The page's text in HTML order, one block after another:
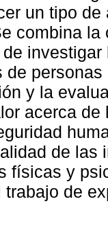
un tipo
combina
de
y la
acerca
de las
físicas y
trabajo de